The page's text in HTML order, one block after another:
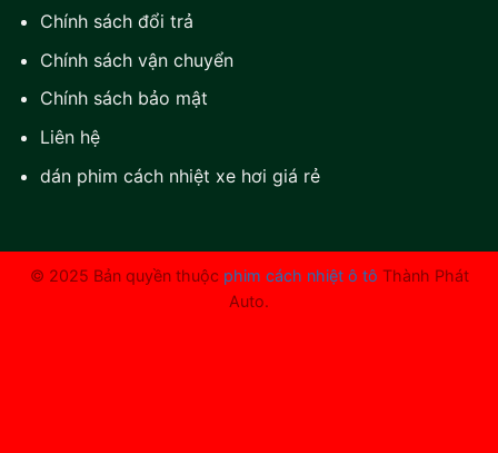
Chính sách đổi trả
Chính sách vận chuyển
Chính sách bảo mật
Liên hệ
dán phim cách nhiệt xe hơi giá rẻ
© 2025 Bản quyền thuộc phim cách nhiệt ô tô Thành Phát
Auto.